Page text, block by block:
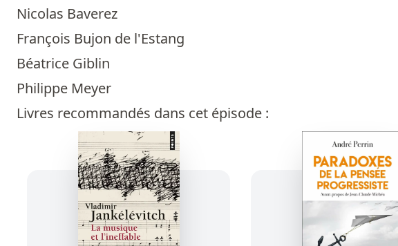
Nicolas Baverez
François Bujon de l'Estang
Béatrice Giblin
Philippe Meyer
Livres recommandés dans cet épisode :
Livres les plus recommandés
Prix littéraires